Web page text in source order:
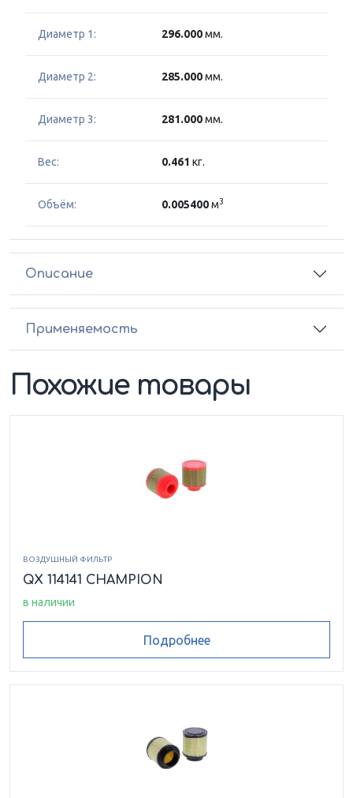
Диаметр 1: 296.000мм.
Диаметр 2: 285.000мм.
Диаметр 3: 281.000мм.
Вес: 0.461 кг.
Объём: 0.005400м3
Описание
Применяемость
Похожие товары
ВОЗДУШНЫЙ ФИЛЬТР
QX 114141 CHAMPION
в наличии
Подробнее